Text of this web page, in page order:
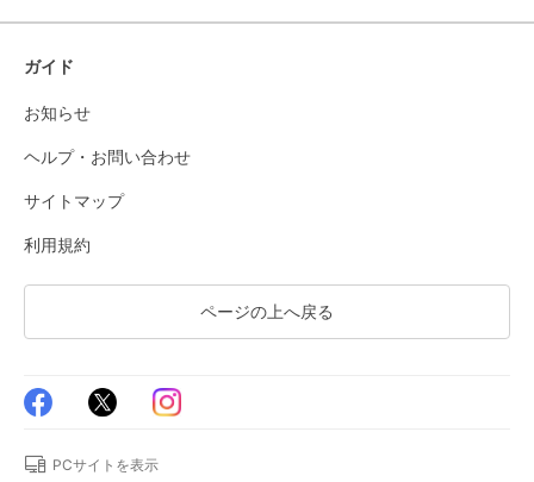
ガイド
お知らせ
ヘルプ・お問い合わせ
サイトマップ
利用規約
ページの上へ戻る
PCサイトを表示